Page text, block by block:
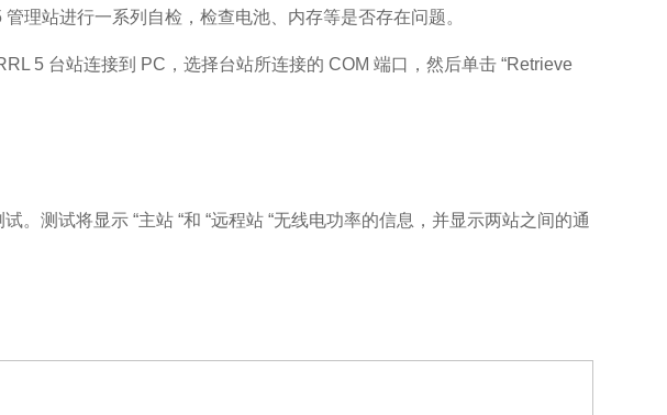
理站进行一系列自检，检查电池、内存等是否存在问题。
5 台站连接到 PC，选择台站所连接的 COM 端口，然后单击 “Retrieve
。测试将显示 “主站 “和 “远程站 “无线电功率的信息，并显示两站之间的通